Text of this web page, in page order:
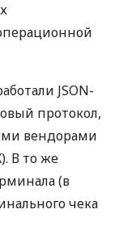
JSON-
протокол,
вендорами
В то же
(в
чека